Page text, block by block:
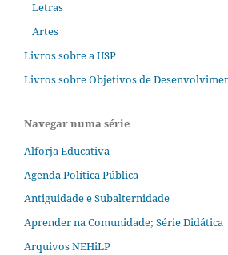
Letras
Artes
Livros sobre a USP
Livros sobre Objetivos de
Navegar numa série
Alforja Educativa
Agenda Política Pública
Antiguidade e Subalternidade
Aprender na Comunidade; Série Didática
Arquivos NEHiLP